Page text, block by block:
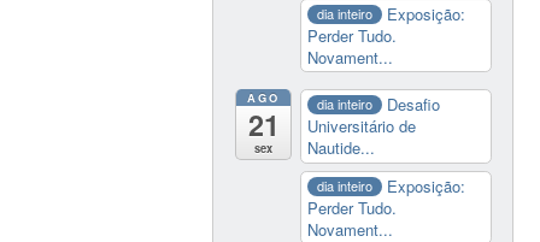
dia inteiro
Exposição:
Perder Tudo.
Novament...
AGO
21
sex
dia inteiro
Desafio
Universitário de
Nautide...
dia inteiro
Exposição:
Perder Tudo.
Novament...